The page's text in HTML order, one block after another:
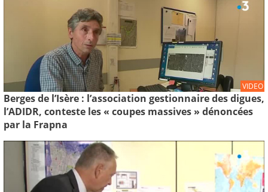
VIDEO
Berges de l’Isère : l’association gestionnaire des digues,
l’ADIDR, conteste les « coupes massives » dénoncées
par la Frapna